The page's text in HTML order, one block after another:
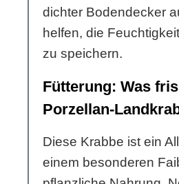
dichter Bodendecker
helfen, die
zu speichern.
Fütterung: Was
Porzellan-
Diese Krabbe ist ein
einem besonderen